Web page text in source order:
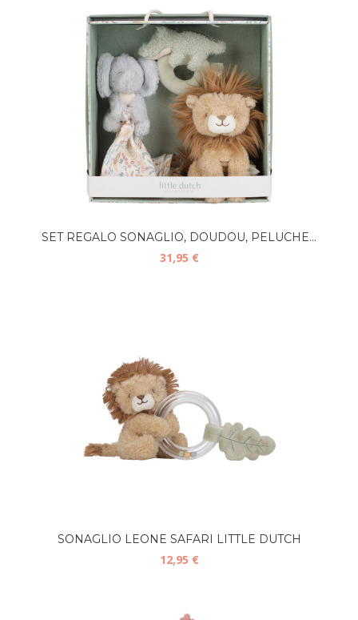
SET REGALO SONAGLIO, DOUDOU, PELUCHE...
31,95 €
SONAGLIO LEONE SAFARI LITTLE DUTCH
12,95 €